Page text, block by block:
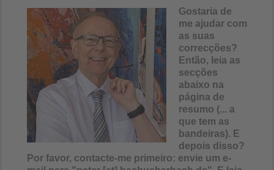
Gostaria de
me ajudar com
as suas
correcções?
Então, leia as
secções
abaixo na
página de
resumo (... a
que tem as
bandeiras). E
depois disso?
Por favor, contacte-me primeiro: envie um e-